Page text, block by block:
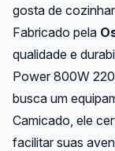
gosta de
Fabricado pela
qualidade e
Power 800W
busca um
Camicado, ele
facilitar suas